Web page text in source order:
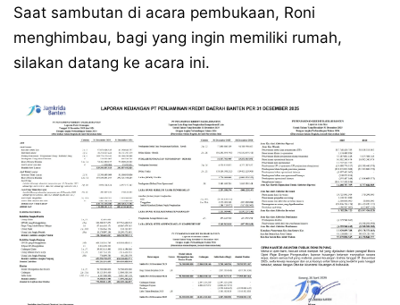
Saat sambutan di acara pembukaan, Roni
menghimbau, bagi yang ingin memiliki rumah,
silakan datang ke acara ini.